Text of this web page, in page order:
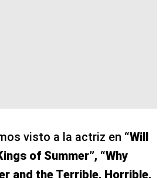
visto a la actriz en “Will
of Summer”, “Why
and the Terrible, Horrible,